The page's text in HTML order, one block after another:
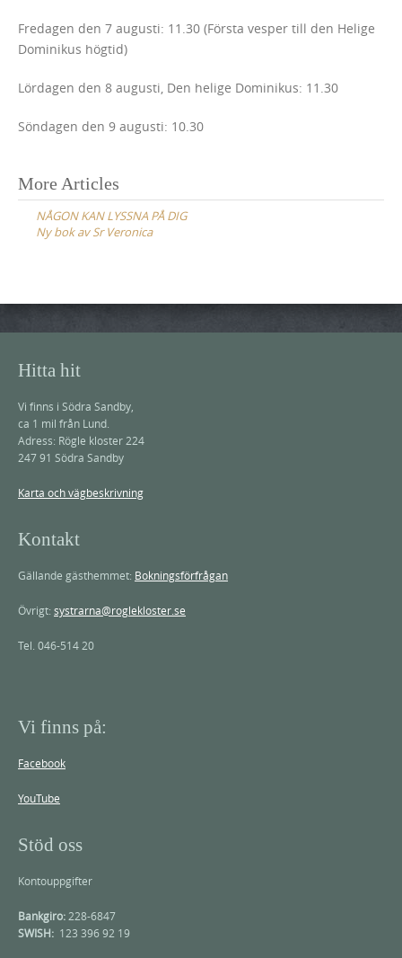
Fredagen den 7 augusti: 11.30 (Första vesper till den Helige
Dominikus högtid)
Lördagen den 8 augusti, Den helige Dominikus: 11.30
Söndagen den 9 augusti: 10.30
Post
navigation
More Articles
NÅGON KAN LYSSNA PÅ DIG
Ny bok av Sr Veronica
Hitta hit
Vi finns i Södra Sandby,
ca 1 mil från Lund.
Adress: Rögle kloster 224
247 91 Södra Sandby
Karta och vägbeskrivning
Kontakt
Gällande gästhemmet: Bokningsförfrågan
Övrigt: systrarna@roglekloster.se
Tel. 046-514 20
Vi finns på:
Facebook
YouTube
Stöd oss
Kontouppgifter
Bankgiro: 228-6847
SWISH: 123 396 92 19